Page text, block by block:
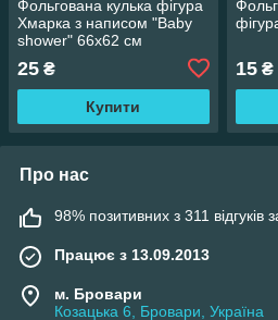
Фольгована кулька фігура
Хмарка з написом "Baby
shower" 66х62 см
25 ₴
Купити
15₴
Про нас
98% позитивних з 311 відгуків
Працює з 13.09.2013
м. Бровари
Козацька 6, Бровари, Україна